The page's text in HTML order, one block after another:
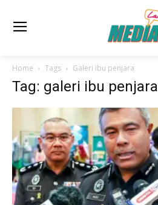
Home Tags Galeri ibu penjara
Tag: galeri ibu penjara